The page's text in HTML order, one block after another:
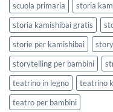
scuola primaria
storia
storia kamishibai gratis
storie per kamishibai
storytelling per bambini
teatrino in legno
teatrino
teatro per bambini